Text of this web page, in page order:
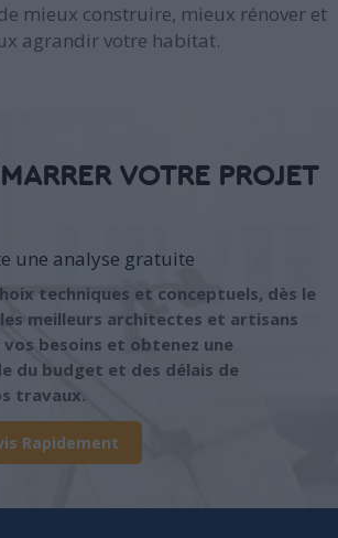
mieux construire, mieux rénover et
agrandir votre habitat.
VOTRE PROJET
une analyse gratuite
techniques et conceptuels, dès le
meilleurs architectes et artisans
besoins et obtenez une
du budget et des délais de
travaux.
Rapidement